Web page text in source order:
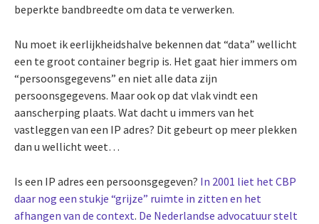
beperkte bandbreedte om data te verwerken.
Nu moet ik eerlijkheidshalve bekennen dat “data” wellicht
een te groot container begrip is. Het gaat hier immers om
“persoonsgegevens” en niet alle data zijn
persoonsgegevens. Maar ook op dat vlak vindt een
aanscherping plaats. Wat dacht u immers van het
vastleggen van een IP adres? Dit gebeurt op meer plekken
dan u wellicht weet…
Is een IP adres een persoonsgegeven? In 2001 liet het CBP
daar nog een stukje “grijze” ruimte in zitten en het
afhangen van de context. De Nederlandse advocatuur stelt